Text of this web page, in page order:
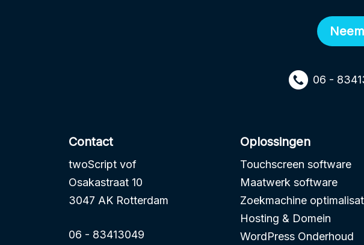
06 -
Contact
twoScript vof
Osakastraat 10
3047 AK Rotterdam
06 - 83413049
Oplossingen
Touchscreen software
Maatwerk software
Zoekmachine
Hosting & Domein
WordPress Onderhoud